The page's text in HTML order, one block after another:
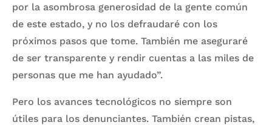
por la asombrosa generosidad de la gente común
de este estado, y no los defraudaré con los
próximos pasos que tome. También me aseguraré
de ser transparente y rendir cuentas a las miles de
personas que me han ayudado”.
Pero los avances tecnológicos no siempre son
útiles para los denunciantes. También crean pistas,